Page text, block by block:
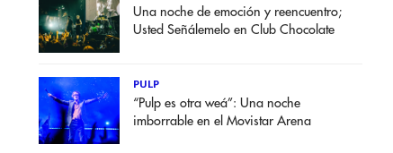
Una noche de emoción y reencuentro;
Usted Señálemelo en Club Chocolate
PULP
“Pulp es otra weá”: Una noche
imborrable en el Movistar Arena